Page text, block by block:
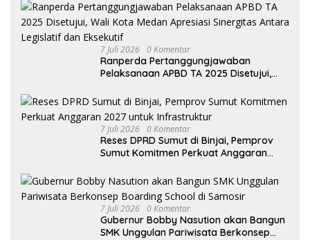
7 Juli 2026 0 Komentar
Ranperda Pertanggungjawaban
Pelaksanaan APBD TA 2025 Disetujui,
Antara Legislatif dan Eksekutif
7 Juli 2026 0 Komentar
Reses DPRD Sumut di Binjai, Pemprov
Sumut Komitmen Perkuat Anggaran
7 Juli 2026 0 Komentar
Gubernur Bobby Nasution akan Bangun
SMK Unggulan Pariwisata Berkonsep